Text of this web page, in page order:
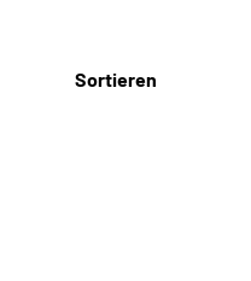
Sortieren